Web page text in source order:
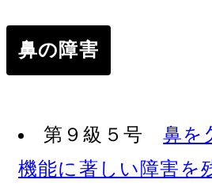
鼻の障害
第９級５号鼻を
機能に著しい障害を